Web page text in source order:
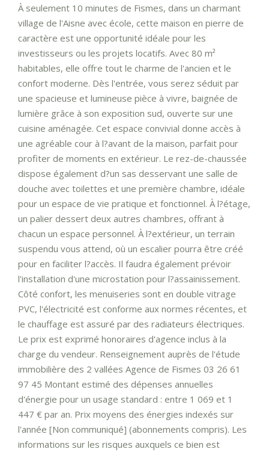
À seulement 10 minutes de Fismes, dans un charmant
village de l'Aisne avec école, cette maison en pierre de
caractère est une opportunité idéale pour les
investisseurs ou les projets locatifs. Avec 80 m²
habitables, elle offre tout le charme de l'ancien et le
confort moderne. Dès l'entrée, vous serez séduit par
une spacieuse et lumineuse pièce à vivre, baignée de
lumière grâce à son exposition sud, ouverte sur une
cuisine aménagée. Cet espace convivial donne accès à
une agréable cour à l?avant de la maison, parfait pour
profiter de moments en extérieur. Le rez-de-chaussée
dispose également d?un sas desservant une salle de
douche avec toilettes et une première chambre, idéale
pour un espace de vie pratique et fonctionnel. À l?étage,
un palier dessert deux autres chambres, offrant à
chacun un espace personnel. À l?extérieur, un terrain
suspendu vous attend, où un escalier pourra être créé
pour en faciliter l?accès. Il faudra également prévoir
l'installation d'une microstation pour l?assainissement.
Côté confort, les menuiseries sont en double vitrage
PVC, l'électricité est conforme aux normes récentes, et
le chauffage est assuré par des radiateurs électriques.
Le prix est exprimé honoraires d'agence inclus à la
charge du vendeur. Renseignement auprès de l'étude
immobilière des 2 vallées Agence de Fismes 03 26 61
97 45 Montant estimé des dépenses annuelles
d'énergie pour un usage standard : entre 1 069 et 1
447 € par an. Prix moyens des énergies indexés sur
l'année [Non communiqué] (abonnements compris). Les
informations sur les risques auxquels ce bien est